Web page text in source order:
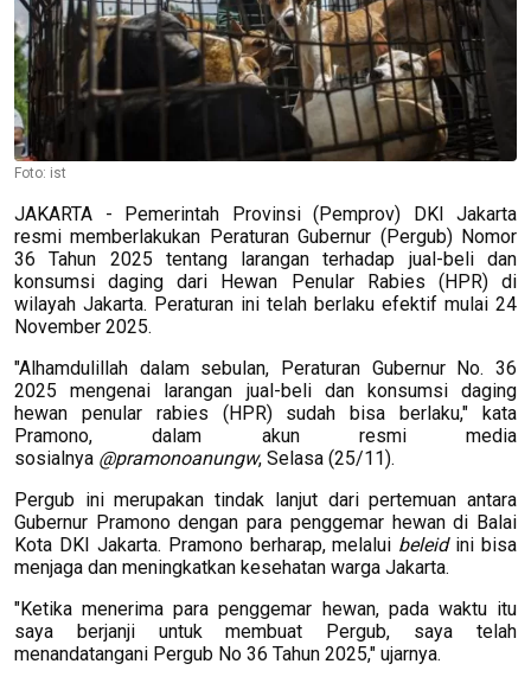
Foto: ist
JAKARTA - Pemerintah Provinsi (Pemprov) DKI Jakarta
resmi memberlakukan Peraturan Gubernur (Pergub) Nomor
36 Tahun 2025 tentang larangan terhadap jual-beli dan
konsumsi daging dari Hewan Penular Rabies (HPR) di
wilayah Jakarta. Peraturan ini telah berlaku efektif mulai 24
November 2025.
"Alhamdulillah dalam sebulan, Peraturan Gubernur No. 36
2025 mengenai larangan jual-beli dan konsumsi daging
hewan penular rabies (HPR) sudah bisa berlaku," kata
Pramono, dalam akun resmi media
sosialnya @pramonoanungw, Selasa (25/11).
Pergub ini merupakan tindak lanjut dari pertemuan antara
Gubernur Pramono dengan para penggemar hewan di Balai
Kota DKI Jakarta. Pramono berharap, melalui beleidini bisa
menjaga dan meningkatkan kesehatan warga Jakarta.
"Ketika menerima para penggemar hewan, pada waktu itu
saya berjanji untuk membuat Pergub, saya telah
menandatangani Pergub No 36 Tahun 2025," ujarnya.